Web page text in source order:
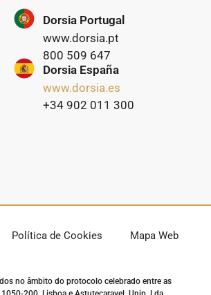
Dorsia Portugal
www.dorsia.pt
800 509 647
Dorsia España
www.dorsia.es
+34 902 011 300
Política de Cookies Mapa Web
no âmbito do protocolo celebrado entre as